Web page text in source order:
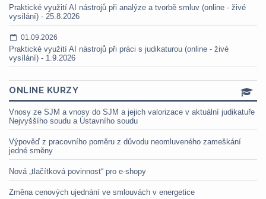
Praktické využití AI nástrojů při analýze a tvorbě smluv (online - živé
vysílání) - 25.8.2026
01.09.2026
Praktické využití AI nástrojů při práci s judikaturou (online - živé
vysílání) - 1.9.2026
ONLINE KURZY
Vnosy ze SJM a vnosy do SJM a jejich valorizace v aktuální judikatuře
Nejvyššího soudu a Ústavního soudu
Výpověď z pracovního poměru z důvodu neomluveného zameškání
jedné směny
Nová „tlačítková povinnost“ pro e-shopy
Změna cenových ujednání ve smlouvách v energetice